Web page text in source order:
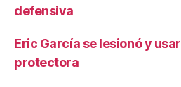
defensiva
Eric García se lesionó y
protectora